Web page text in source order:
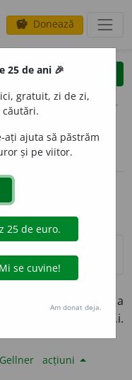
savings Donează
clear
opțiuni
A reface, a
deteriorate. [P.i.
acțiuni
25 de ani 🎉
gratuit, zi de zi,
ați ajuta să păstrăm
și pe viitor.
Am donat deja.